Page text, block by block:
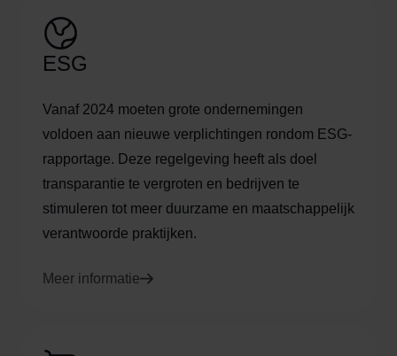
ESG
Vanaf 2024 moeten grote ondernemingen
voldoen aan nieuwe verplichtingen rondom ESG-
rapportage. Deze regelgeving heeft als doel
transparantie te vergroten en bedrijven te
stimuleren tot meer duurzame en maatschappelijk
verantwoorde praktijken.
Meer informatie